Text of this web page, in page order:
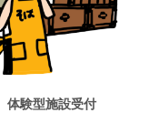
体験型施設受付